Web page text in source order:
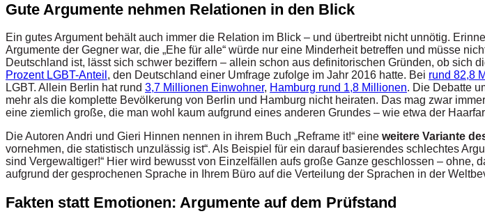
Gute Argumente nehmen Relationen in den Blick
Ein gutes Argument behält auch immer die Relation im Blick – und übertreibt nicht unnötig.
Argumente der Gegner war, die „Ehe für alle“ würde nur eine Minderheit betreffen und müsse
Deutschland ist, lässt sich schwer beziffern – allein schon aus definitorischen Gründen, ob sich
Prozent LGBT-Anteil , den Deutschland einer Umfrage zufolge im Jahr 2016 hatte. Bei rund 82,8
LGBT. Allein Berlin hat rund 3,7 Millionen Einwohner, Hamburg rund 1,8 Millionen. Die Debatte
mehr als die komplette Bevölkerung von Berlin und Hamburg nicht heiraten. Das mag zwar
eine ziemlich große, die man wohl kaum aufgrund eines anderen Grundes – wie etwa der
Die Autoren Andri und Gieri Hinnen nennen in ihrem Buch „Reframe it!“ eine weitere Variante
vornehmen, die statistisch unzulässig ist“. Als Beispiel für ein darauf basierendes schlechtes
sind Vergewaltiger!“ Hier wird bewusst von Einzelfällen aufs große Ganze geschlossen –
aufgrund der gesprochenen Sprache in Ihrem Büro auf die Verteilung der Sprachen in der
Fakten statt Emotionen: Argumente auf dem Prüfstand